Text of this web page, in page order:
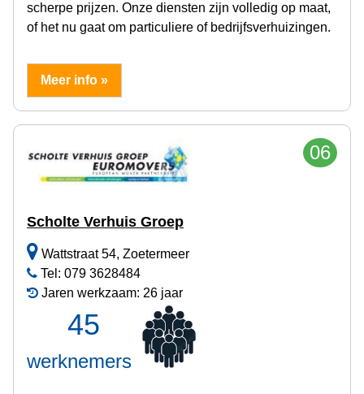
scherpe prijzen. Onze diensten zijn volledig op maat,
of het nu gaat om particuliere of bedrijfsverhuizingen.
Meer info »
06
Scholte Verhuis Groep
Wattstraat 54, Zoetermeer
Tel: 079 3628484
Jaren werkzaam: 26 jaar
45
werknemers